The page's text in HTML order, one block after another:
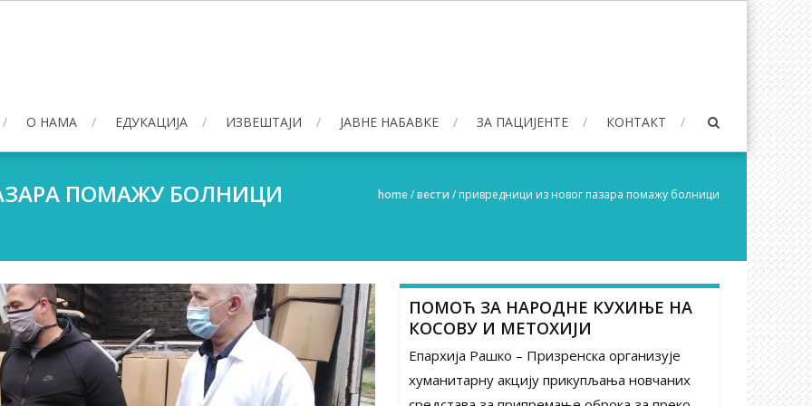
О НАМА ЕДУКАЦИЈА ИЗВЕШТАЈИ ЈАВНЕ НАБАВКЕ ЗА ПАЦИЈЕНТЕ КОНТАКТ
ПОМАЖУ БОЛНИЦИ home/вести / привредници из новог пазара помажу болници
ПОМОЋ ЗА НАРОДНЕ КУХИЊЕ НА
КОСОВУ И МЕТОХИЈИ
Епархија Рашко – Призренска организује
хуманитарну акцију прикупљања новчаних